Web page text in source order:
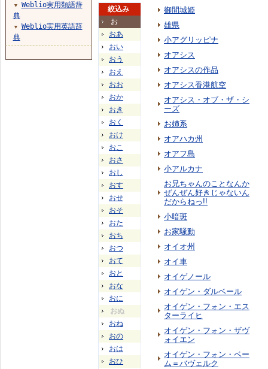
絞込み
お
おあ
おい
おう
おえ
おお
おか
おき
おく
おけ
おこ
おさ
おし
おす
おせ
おそ
おた
おち
おつ
おて
おと
おな
おに
おぬ
おね
おの
おは
おひ
御間城姫
雄県
小アグリッピナ
オアシス
オアシスの作品
オアシス香港航空
オアシス・オブ・ザ・シ
ーズ
お姉系
オアハカ州
オアフ島
小アルカナ
お兄ちゃんのことなんか
ぜんぜん好きじゃないん
だからねっ!!
小暗斑
お家騒動
オイオ州
オイ車
オイゲノール
オイゲン・ダルベール
オイゲン・フォン・エス
ターライヒ
オイゲン・フォン・ザヴ
ォイエン
オイゲン・フォン・ベー
ム＝バヴェルク
▼
Weblio実用類語辞
典
▼
Weblio実用英語辞
典